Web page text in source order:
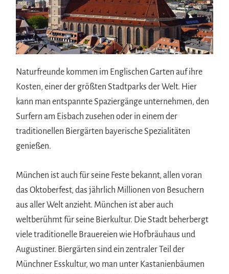
Naturfreunde kommen im Englischen Garten auf ihre
Kosten, einer der größten Stadtparks der Welt. Hier
kann man entspannte Spaziergänge unternehmen, den
Surfern am Eisbach zusehen oder in einem der
traditionellen Biergärten bayerische Spezialitäten
genießen.
München ist auch für seine Feste bekannt, allen voran
das Oktoberfest, das jährlich Millionen von Besuchern
aus aller Welt anzieht. München ist aber auch
weltberühmt für seine Bierkultur. Die Stadt beherbergt
viele traditionelle Brauereien wie Hofbräuhaus und
Augustiner. Biergärten sind ein zentraler Teil der
Münchner Esskultur, wo man unter Kastanienbäumen